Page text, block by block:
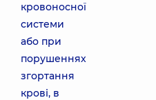
кровоносної
системи
або при
порушеннях
згортання
крові, в